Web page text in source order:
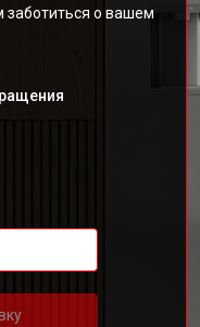
заботиться о вашем